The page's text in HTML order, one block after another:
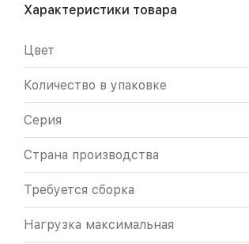
Характеристики товара
Цвет
Количество в упаковке
Серия
Страна производства
Требуется сборка
Нагрузка максимальная